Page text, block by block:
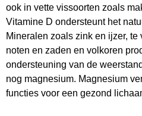
ook in vette vissoorten zoals
Vitamine D ondersteunt het
Mineralen zoals zink en ijzer,
noten en zaden en volkoren
ondersteuning van de
nog magnesium. Magnesium
functies voor een gezond